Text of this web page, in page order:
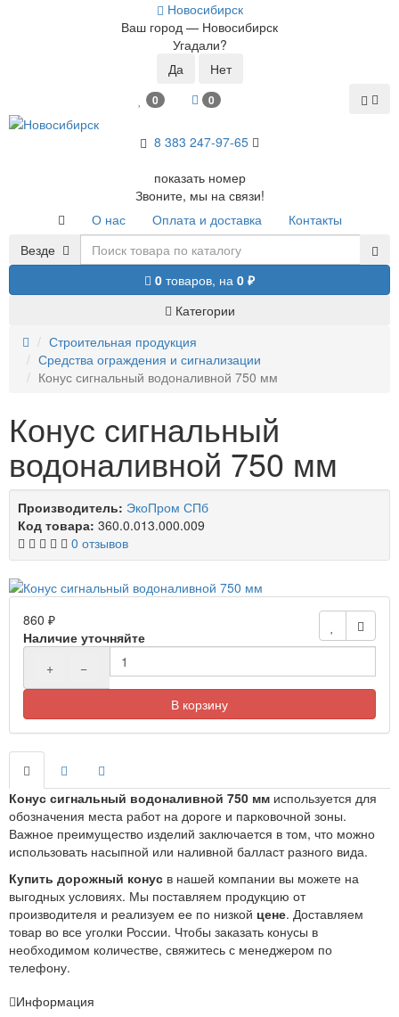
Новосибирск
Ваш город — Новосибирск
Угадали?
0 0
8 383 247-97-65
показать номер
Звоните, мы на связи!
О нас
Оплата и доставка
Контакты
Везде
0 товаров, на 0 ₽
Категории
Строительная продукция
Средства ограждения и сигнализации
Конус сигнальный водоналивной 750 мм
Конус сигнальный
водоналивной 750 мм
Производитель: ЭкоПром СПб
Код товара: 360.0.013.000.009
0 отзывов
860 ₽
Наличие уточняйте
+
−
В корзину
Конус сигнальный водоналивной 750 мм используется для
обозначения места работ на дороге и парковочной зоны.
Важное преимущество изделий заключается в том, что можно
использовать насыпной или наливной балласт разного вида.
Купить дорожный конус в нашей компании вы можете на
выгодных условиях. Мы поставляем продукцию от
производителя и реализуем ее по низкой цене. Доставляем
товар во все уголки России. Чтобы заказать конусы в
необходимом количестве, свяжитесь с менеджером по
телефону.
Информация